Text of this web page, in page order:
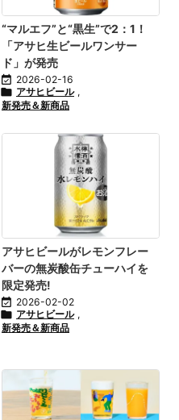
“マルエフ”と“黒生”で2：1！
「アサヒ生ビールワンサー
ド」が発売
 2026-02-16
 アサヒビール ,
新発売＆新商品
アサヒビールがレモンフレー
バーの無炭酸缶チューハイを
限定発売!
 2026-02-02
 アサヒビール ,
新発売＆新商品